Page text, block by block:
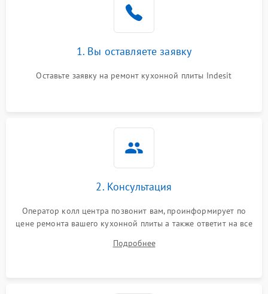
1. Вы оставляете заявку
Оставьте заявку на ремонт кухонной плиты Indesit
2. Консультация
Оператор колл центра позвонит вам, проинформирует по
цене ремонта вашего кухонной плиты а также ответит на все
Подробнее